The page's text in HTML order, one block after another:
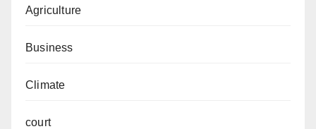
Agriculture
Business
Climate
court